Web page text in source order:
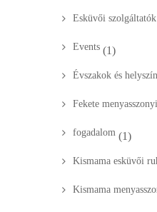
Esküvői szolgáltatók
Events (1)
Évszakok és
Fekete
fogadalom (1)
Kismama esküvői
Kismama